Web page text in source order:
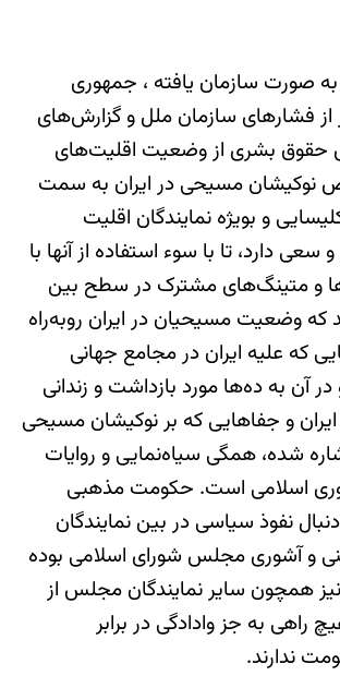
صورت سازمان یافته ، جمهوری
از فشارهای سازمان ملل و گزارش‌های
حقوق بشری از وضعیت اقلیت‌های
نوکیشان مسیحی در ایران به سمت
و بویژه نمایندگان اقلیت
دارد، تا با سوء استفاده از آنها با
و متینگ‌های مشترک در سطح بین
که وضعیت مسیحیان در ایران روبه‌راه
که علیه ایران در مجامع جهانی
آن به ده‌ها مورد بازداشت و زندانی
و جفاهایی که بر نوکیشان مسیحی
شده، همگی سیاه‌نمایی و روایات
اسلامی است. حکومت مذهبی
نفوذ سیاسی در بین نمایندگان
و آشوری مجلس شورای اسلامی بوده
نیز همچون سایر نمایندگان مجلس از
راهی به جز وادادگی در برابر
ندارند.